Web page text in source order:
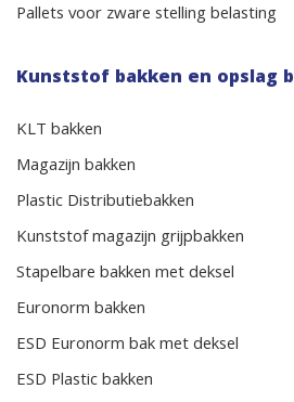
Pallets voor zware stelling belasting
Kunststof bakken en opslag
KLT bakken
Magazijn bakken
Plastic Distributiebakken
Kunststof magazijn grijpbakken
Stapelbare bakken met deksel
Euronorm bakken
ESD Euronorm bak met deksel
ESD Plastic bakken